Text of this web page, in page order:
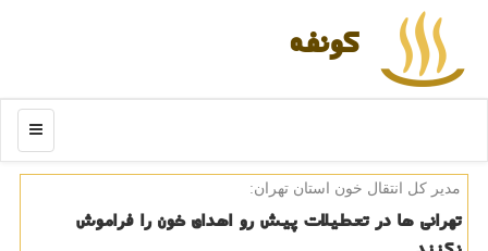
كونفه
منو
مدیر كل انتقال خون استان تهران:
تهرانی ها در تعطیلات پیش رو اهدای خون را فراموش